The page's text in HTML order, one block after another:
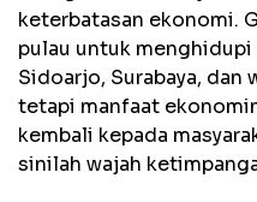
keterbatasan ekonomi.
pulau untuk
Sidoarjo, Surabaya, dan
tetapi manfaat
kembali kepada
sinilah wajah